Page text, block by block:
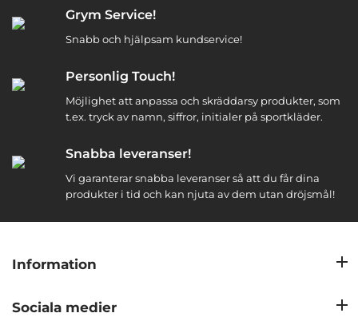
Grym Service!
Snabb och hjälpsam kundservice!
Personlig Touch!
Möjlighet att anpassa och skräddarsy produkter, som
t.ex. tryck av namn, siffror, initialer på sportkläder.
Snabba leveranser!
Vi garanterar snabba leveranser så att du får dina
produkter i tid och kan njuta av dem utan dröjsmål!
Information
Sociala medier